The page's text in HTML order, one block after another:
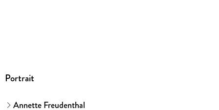
Portrait
Annette Freudenthal